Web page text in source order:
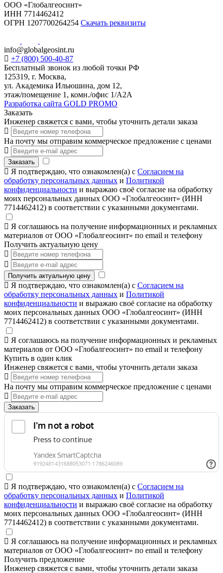
ООО «Глобалгеосинт»
ИНН 7714462412
ОГРН 1207700264254 Скачать реквизиты
info@globalgeosint.ru
+7 (800) 500-40-87
Бесплатный звонок из любой точки РФ
125319, г. Москва,
ул. Академика Ильюшина, дом 12,
этаж/помещение 1, комн./офис 1/А2А
Разработка сайта GOLD PROMO
Заказать
Инженер свяжется с вами, чтобы уточнить детали заказа
На почту мы отправим коммерческое предложение с ценами
Заказать
Я подтверждаю, что ознакомлен(а) с Согласием на
обработку персональных данных и Политикой
конфиденциальности и выражаю своё согласие на обработку
моих персональных данных ООО «Глобалгеосинт» (ИНН
7714462412) в соответствии с указанными документами.
Я соглашаюсь на получение информационных и рекламных
материалов от ООО «Глобалгеосинт» по email и телефону
Получить актуальную цену
Получить актуальную цену
Я подтверждаю, что ознакомлен(а) с Согласием на
обработку персональных данных и Политикой
конфиденциальности и выражаю своё согласие на обработку
моих персональных данных ООО «Глобалгеосинт» (ИНН
7714462412) в соответствии с указанными документами.
Я соглашаюсь на получение информационных и рекламных
материалов от ООО «Глобалгеосинт» по email и телефону
Купить в один клик
Инженер свяжется с вами, чтобы уточнить детали заказа
На почту мы отправим коммерческое предложение с ценами
Заказать
Я подтверждаю, что ознакомлен(а) с Согласием на
обработку персональных данных и Политикой
конфиденциальности и выражаю своё согласие на обработку
моих персональных данных ООО «Глобалгеосинт» (ИНН
7714462412) в соответствии с указанными документами.
Я соглашаюсь на получение информационных и рекламных
материалов от ООО «Глобалгеосинт» по email и телефону
Получить предложение
Инженер свяжется с вами, чтобы уточнить детали заказа